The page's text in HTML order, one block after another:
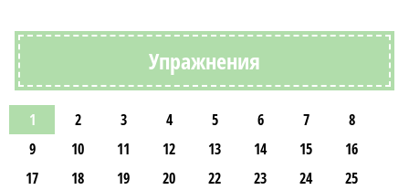
Упражнения
1 2 3 4 5 6 7
8
9
10 11 12 13 14 15
16
17
18 19 20 22 23 24
25